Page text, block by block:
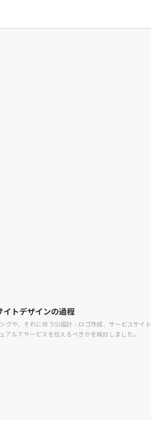
トデザインの過程
や、それに伴うSI設計・ロゴ作成、サービスサ
ルでサービスを伝えるべきかを検討しました。